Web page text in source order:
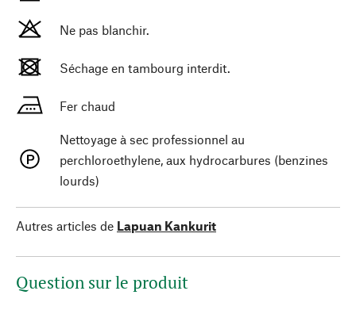
Ne pas blanchir.
Séchage en tambourg interdit.
Fer chaud
Nettoyage à sec professionnel au
perchloroethylene, aux hydrocarbures (benzines
lourds)
Autres articles de Lapuan Kankurit
Question sur le produit